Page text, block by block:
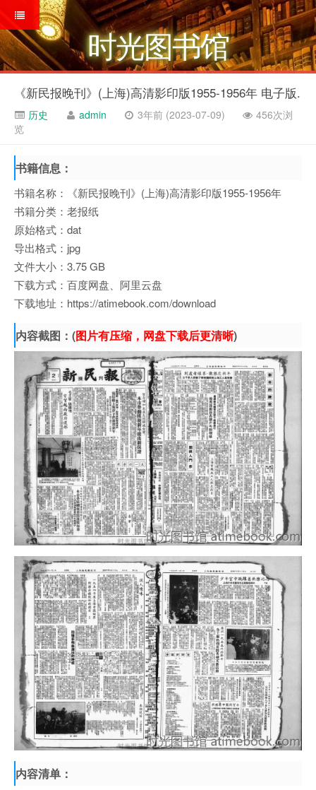
时光图书馆
《新民报晚刊》(上海)高清影印版1955-1956年 电子版.
历史 admin 3年前 (2023-07-09)
456次浏
览
书籍信息：
书籍名称：《新民报晚刊》(上海)高清影印版1955-1956年
书籍分类：老报纸
原始格式：dat
导出格式：jpg
文件大小：3.75 GB
下载方式：百度网盘、阿里云盘
下载地址：https://atimebook.com/download
内容截图：(图片有压缩，网盘下载后更清晰)
内容清单：